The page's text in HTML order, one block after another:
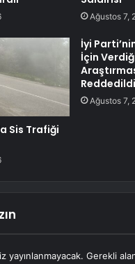
Ağustos 7,
Sis Trafiği
İyi
İçin
Reddedildi
Ağustos 7,
yayınlanmayacak. Gerekli